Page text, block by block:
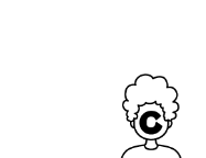
みなします。当社の運営
人を識別することができ